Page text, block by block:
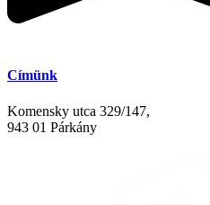
Címünk
Komensky utca 329/147,
943 01 Párkány